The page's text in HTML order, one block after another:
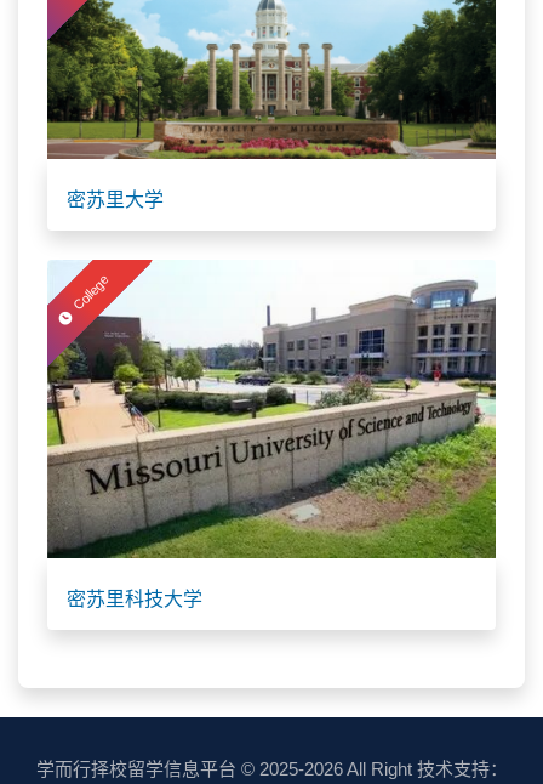
密苏里大学
College
密苏里科技大学
学而行择校留学信息平台 © 2025-2026 All Right 技术支持：